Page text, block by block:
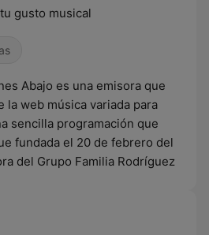
gusto musical
Abajo es una emisora que
la web música variada para
sencilla programación que
fundada el 20 de febrero del
del Grupo Familia Rodríguez